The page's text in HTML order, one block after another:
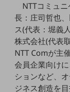
DXに関する課題を解決す
サービス・ソリューション
カテゴリーで探す
カテゴリーで探すTOP
ネットワーク・モバイル
クラウド・データセ
NTTコミュ
長：庄司哲也
ス(代表：堀義
株式会社(代表
NTT Comが主
会員企業向け
ションなど、
ジネス創造を